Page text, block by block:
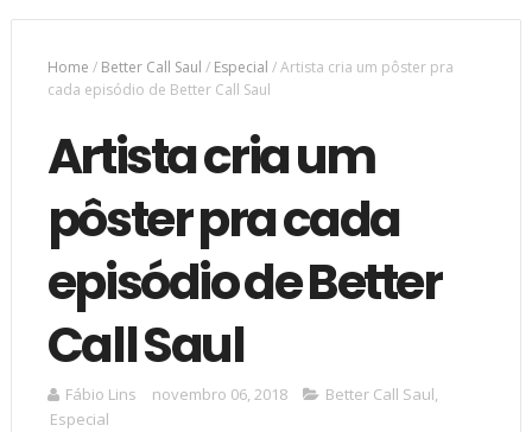
Home / Better Call Saul / Especial /Artista cria um pôster pra
cada episódio de Better Call Saul
Artista cria um
pôster pra cada
episódio de Better
Call Saul
Fábio Lins novembro 06, 2018 Better Call Saul,
Especial